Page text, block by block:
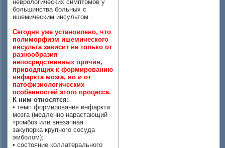
неврологических симптомов у
большинства больных с
ишемическим инсультом .
Сегодня уже установлено, что
полиморфизм ишемического
инсульта зависит не только от
разнообразия
непосредственных причин,
приводящих к формированию
инфаркта мозга, но и от
патофизиологических
особенностей этого процесса.
К ним относятся:
• темп формирования инфаркта
мозга (медленно нарастающий
тромбоз или внезапная
закупорка крупного сосуда
эмболом);
• состояние коллатерального